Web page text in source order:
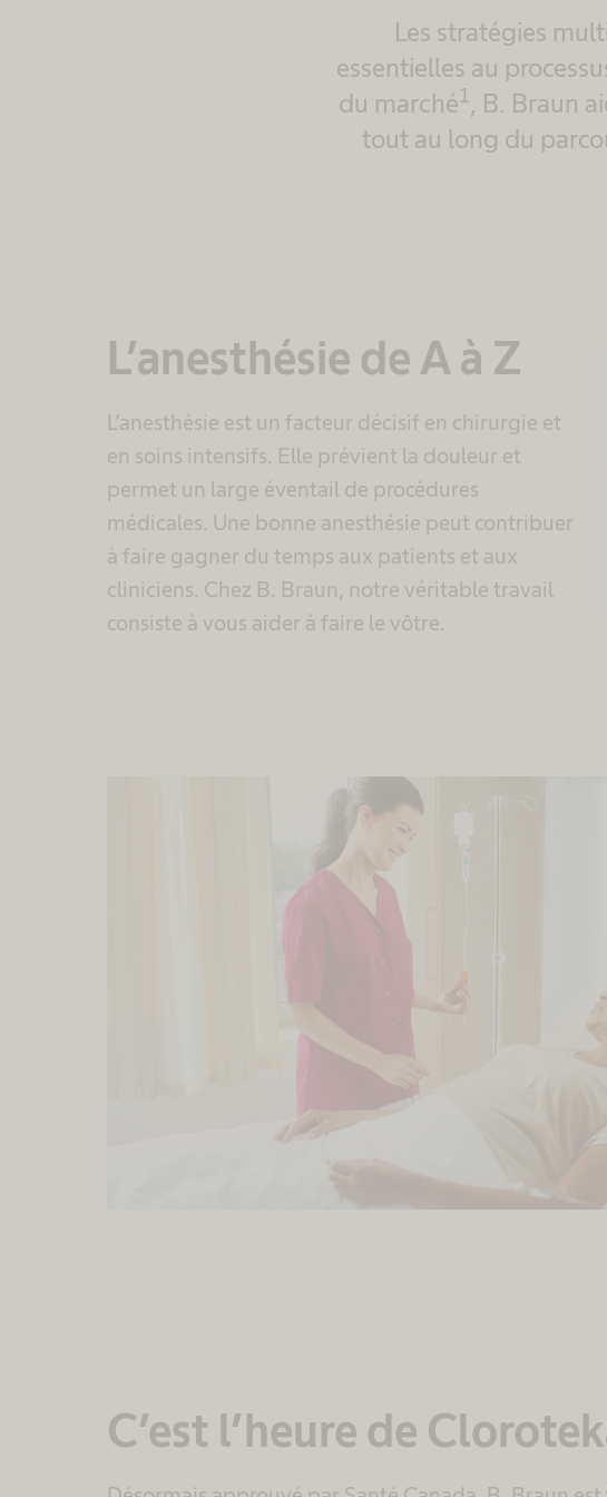
Les stratégies
essentielles au
du marché1, B. Braun
tout au long du
L’anesthésie de A à Z
L’anesthésie est un facteur décisif en chirurgie et
en soins intensifs. Elle prévient la douleur et
permet un large éventail de procédures
médicales. Une bonne anesthésie peut contribuer
à faire gagner du temps aux patients et aux
cliniciens. Chez B. Braun, notre véritable travail
consiste à vous aider à faire le vôtre.
C’est l’heure de